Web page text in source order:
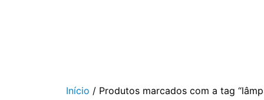
Início / Produtos marcados com a tag